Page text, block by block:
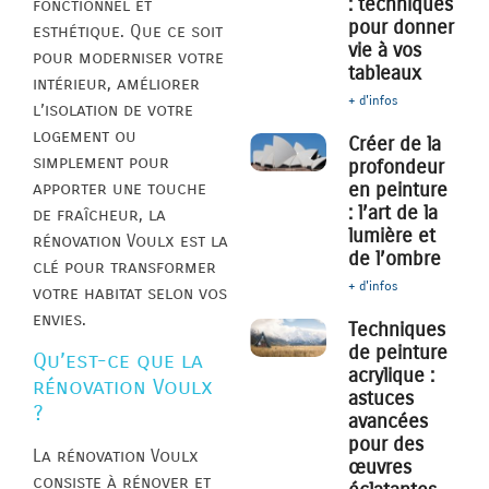
fonctionnel et
esthétique. Que ce soit
pour moderniser votre
intérieur, améliorer
l’isolation de votre
logement ou
simplement pour
apporter une touche
de fraîcheur, la
rénovation Voulx est la
clé pour transformer
votre habitat selon vos
envies.
Qu’est-ce que la
rénovation Voulx
?
La rénovation Voulx
consiste à rénover et
pour donner
vie à vos
tableaux
+ d'infos
Créer de la
profondeur
en peinture
: l’art de la
lumière et
de l’ombre
+ d'infos
Techniques
de peinture
acrylique :
astuces
avancées
pour des
œuvres